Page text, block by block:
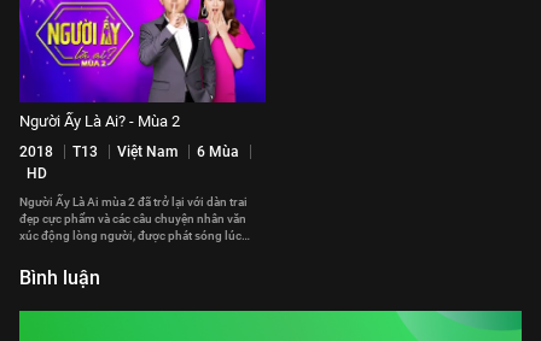
Người Ấy Là Ai? - Mùa 2
2018 T13 Việt Nam
6 Mùa
HD
Người Ấy Là Ai mùa 2 đã trở lại với dàn trai
đẹp cực phẩm và các câu chuyện nhân văn
xúc động lòng người, được phát sóng lúc
Bình luận